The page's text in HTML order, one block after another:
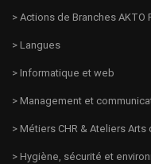
> Actions de Branches AKTO
> Langues
> Informatique et web
> Management et
> Métiers CHR & Ateliers Arts
> Hygiène, sécurité et